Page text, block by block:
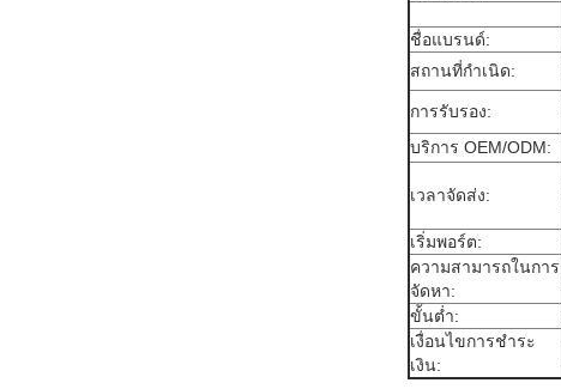
ชื่อแบรนด์:
สถานที่กำเนิด:
การรับรอง:
บริการ OEM/ODM:
เวลาจัดส่ง:
เริ่มพอร์ต:
ความสามารถในการ
จัดหา:
ขั้นต่ำ:
เงื่อนไขการชำระ
เงิน: